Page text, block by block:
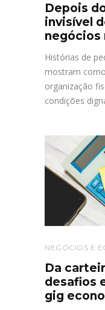
Depois
invisível
negócios
Histórias de
mostram
organização
condições
NEGÓCIOS E
Da
desafios
gig